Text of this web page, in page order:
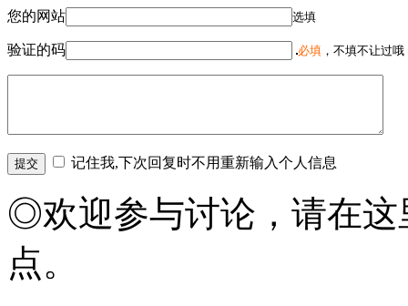
您的网站 选填
验证的码 必填 ，不填不让过
记住我,下次回复时不用重新输入个人信息
◎欢迎参与讨论，请在这
点。